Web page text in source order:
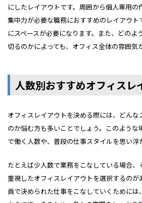
にしたレイアウトです。周囲から個人専用
集中力が必要な職務におすすめのレイアウト
にスペースが必要になります。また、どのよ
切るのかによっても、オフィス全体の雰囲気
人数別おすすめオフィスレ
オフィスレイアウトを決める際には、どん
のか悩む方も多いことでしょう。このような
で働く人数や、普段の仕事スタイルを思い浮
たとえば少人数で業務をこなしている場合
重視したオフィスレイアウトを選択するのが
員で決められた仕事をこなしていくために